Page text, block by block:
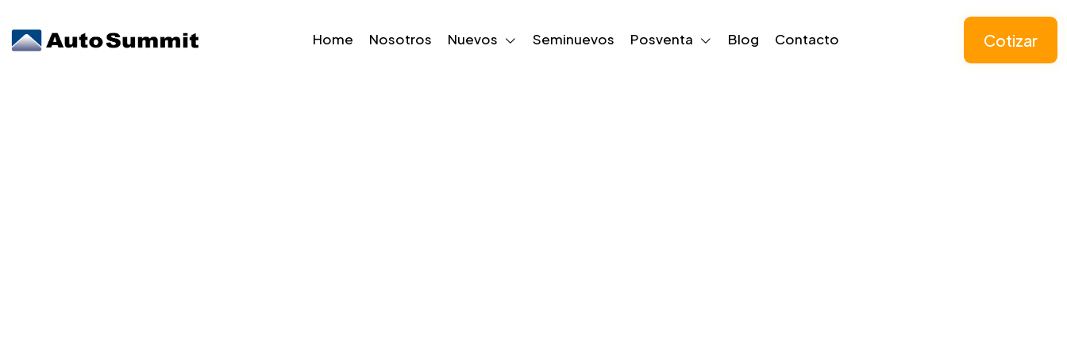
Home Nosotros Nuevos Seminuevos Posventa Blog Contacto Cotizar